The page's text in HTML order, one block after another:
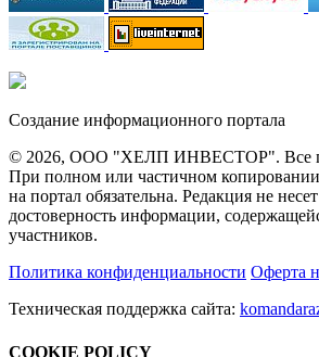
Создание информационного портала
© 2026, ООО "ХЕЛП ИНВЕСТОР". Все
При полном или частичном
на портал обязательна. Редакция не
достоверность информации,
участников.
Политика конфиденциальности Оферта
Техническая поддержка сайта:
COOKIE POLICY